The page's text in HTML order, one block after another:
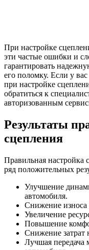
При настройке
эти частые ошибки и
гарантировать
его поломку. Если у
при настройке
обратиться к
авторизованным
Результаты
сцепления
Правильная настройка
ряд положительных
Улучшение
автомобиля.
Снижение износа
Увеличение
Повышение
Снижение затрат
Лучшая передача